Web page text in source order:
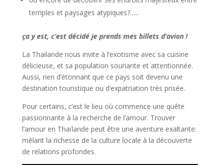
temples et paysages atypiques?…..
ça y est, c’est décidé je prends mes billets d’avion !
La Thailande nous invite à l’exotisme avec sa cuisine
délicieuse, et sa population souriante et attentionnée.
Aussi, rien d’étonnant que ce pays soit devenu une
destination touristique ou d’expatriation très prisée.
Pour certains, c’est le lieu où commence une quête
passionnante à la recherche de l’amour. Trouver
l’amour en Thaïlande peut être une aventure exaltante:
mêlant la richesse de la culture locale à la découverte
de relations profondes.